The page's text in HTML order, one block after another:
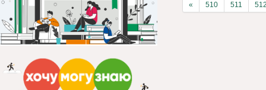
« 510 511